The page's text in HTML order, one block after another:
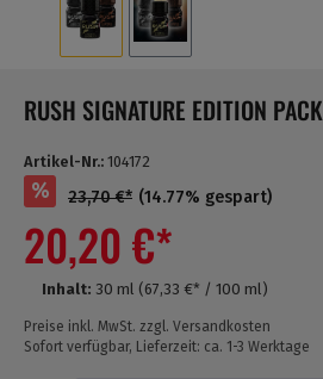
RUSH SIGNATURE EDITION PACK
Artikel-Nr.: 104172
20,20 €*
% 23,70 €* (14.77% gespart)
Inhalt: 30 ml (67,33 €* / 100 ml)
Preise inkl. MwSt. zzgl. Versandkosten
Sofort verfügbar, Lieferzeit: ca. 1-3 Werktage